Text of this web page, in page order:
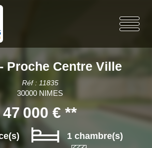
Proche Centre Ville
Réf : 11835
30000 NIMES
47 000 €**
1 chambre(s)